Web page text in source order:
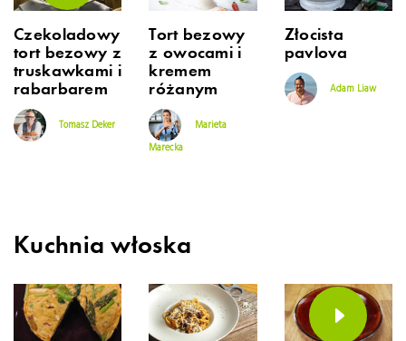
Czekoladowy
tort bezowy z
truskawkami i
rabarbarem
Tomasz Deker
Tort bezowy
z owocami i
kremem
różanym
Marieta
Marecka
Złocista
pavlova
Adam Liaw
Kuchnia włoska